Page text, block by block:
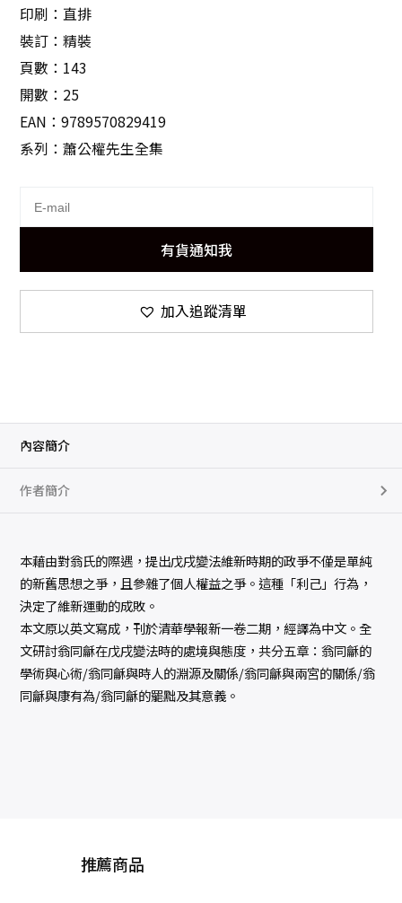
印刷：直排
裝訂：精裝
頁數：143
開數：25
EAN：9789570829419
系列：蕭公權先生全集
有貨通知我
加入追蹤清單
內容簡介
作者簡介
本藉由對翁氏的際遇，提出戊戌變法維新時期的政爭不僅是單純
的新舊思想之爭，且參雜了個人權益之爭。這種「利己」行為，
決定了維新運動的成敗。
本文原以英文寫成，刊於清華學報新一卷二期，經譯為中文。全
文研討翁同龢在戊戌變法時的處境與態度，共分五章：翁同龢的
學術與心術/翁同龢與時人的淵源及關係/翁同龢與兩宮的關係/翁
同龢與康有為/翁同龢的罷黜及其意義。
推薦商品